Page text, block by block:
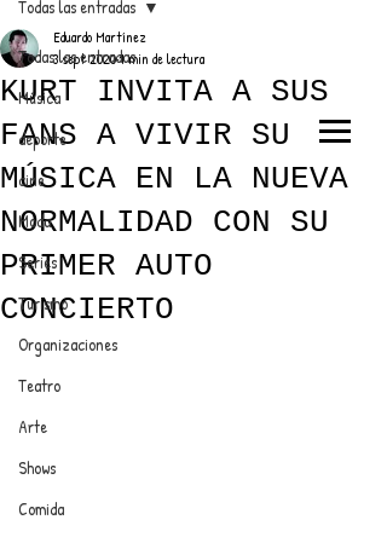
ANUNCIATE CON NOSOTROS
PARA MÁS INFORMACIÓN:
dinamicaseltrendytop@gmail.com
EL TRENDY TOP
CON EDDY MARTINEZ
Todas las entradas
Música
deporte
cine
Moda
Series
Turismo
Organizaciones
Teatro
Arte
Shows
Comida
Todas las entradas
KURT INVITA A SUS
FANS A VIVIR SU
MÚSICA EN LA NUEVA
NORMALIDAD CON SU
PRIMER AUTO
CONCIERTO
Eduardo Martínez
3 sept 20201 min de lectura